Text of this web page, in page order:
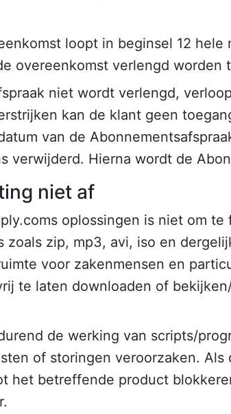
loopt in beginsel 12
overeenkomst verlengd worden
niet wordt verlengd,
kan de klant geen
van de
verwijderd. Hierna wordt de
niet af
oplossingen is niet om
zoals zip, mp3, avi, iso en
voor zakenmensen en
te laten downloaden of
de werking van scripts/
of storingen veroorzaken.
het betreffende product